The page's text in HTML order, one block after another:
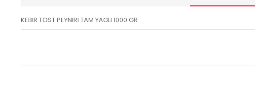
KEBIR TOST PEYNIRI TAM YAGLI 1000 GR